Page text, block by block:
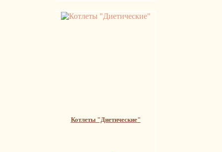
Котлеты "Диетические"